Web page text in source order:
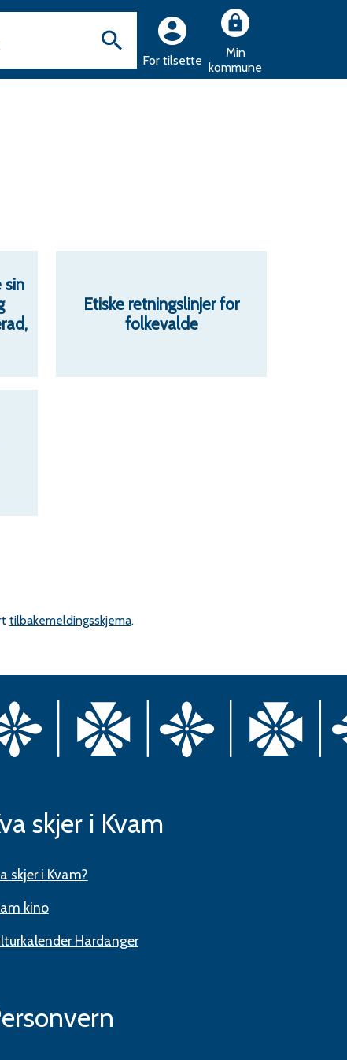
For tilsette
Min
kommune
sin
Etiske retningslinjer for
folkevalde
tilbakemeldingsskjema.
skjer i Kvam
skjer i Kvam?
kino
Hardanger